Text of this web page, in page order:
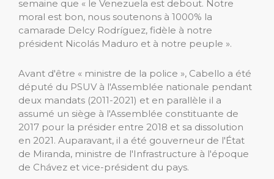
semaine que « le Venezuela est debout. Notre
moral est bon, nous soutenons à 1000% la
camarade Delcy Rodríguez, fidèle à notre
président Nicolás Maduro et à notre peuple ».
Avant d'être « ministre de la police », Cabello a été
député du PSUV à l'Assemblée nationale pendant
deux mandats (2011-2021) et en parallèle il a
assumé un siège à l'Assemblée constituante de
2017 pour la présider entre 2018 et sa dissolution
en 2021. Auparavant, il a été gouverneur de l'État
de Miranda, ministre de l'Infrastructure à l'époque
de Chávez et vice-président du pays.